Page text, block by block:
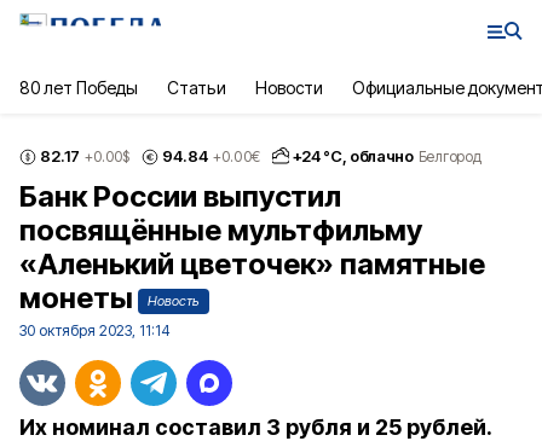
80 лет Победы Статьи Новости Официальные
82.17 +0.00$ 94.84 +0.00€ +24°С, облачно Белгород
Банк России выпустил
посвящённые мультфильму
«Аленький цветочек» памятные
монеты
Новость
30 октября 2023, 11:14
Их номинал составил 3 рубля и 25 рублей.